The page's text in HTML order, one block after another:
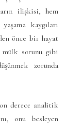
ilişkisi, hem
kaygıları
önce bir hayat
mülk sorunu gibi
zorunda
derece analitik
onu besleyen